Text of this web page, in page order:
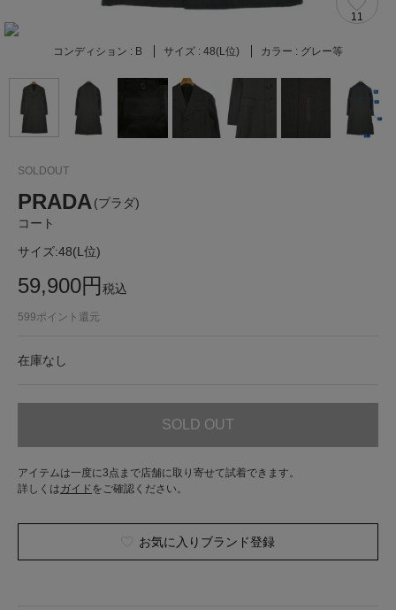
11
コンディション : B サイズ : 48(L位) カラー : グレー等
SOLDOUT
PRADA (プラダ)
コート
サイズ:48(L位)
59,900円税込
599ポイント還元
在庫なし
SOLD OUT
アイテムは一度に3点まで店舗に取り寄せて試着できます。
詳しくはガイド をご確認ください。
お気に入りブランド登録